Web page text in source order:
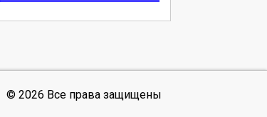
© 2026 Все права защищены